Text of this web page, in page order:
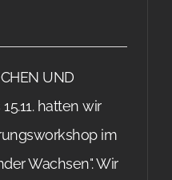
UND
15.11. hatten wir
im
Wachsen". Wir